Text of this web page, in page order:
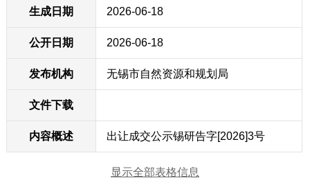
生成日期 2026-06-18
公开日期 2026-06-18
发布机构 无锡市自然资源和规划局
文件下载
内容概述 出让成交公示锡研告字[2026]3号
显示全部表格信息